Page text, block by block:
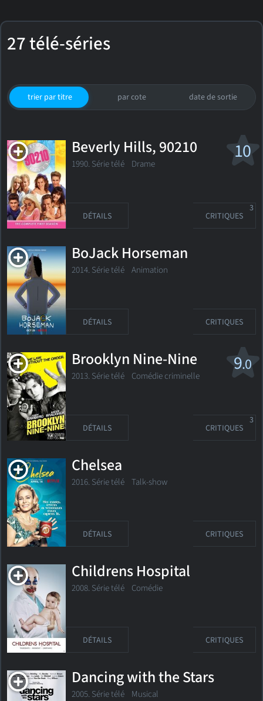
27 télé-séries
trier par titre par cote date de sortie
10
Beverly Hills, 90210
1990. Série télé Drame
DÉTAILS CRITIQUES
3
BoJack Horseman
2014. Série télé Animation
DÉTAILS CRITIQUES
9.0
Brooklyn Nine-Nine
2013. Série télé Comédie criminelle
DÉTAILS CRITIQUES
3
Chelsea
2016. Série télé Talk-show
DÉTAILS CRITIQUES
Childrens Hospital
2008. Série télé Comédie
DÉTAILS CRITIQUES
Dancing with the Stars
2005. Série télé Musical